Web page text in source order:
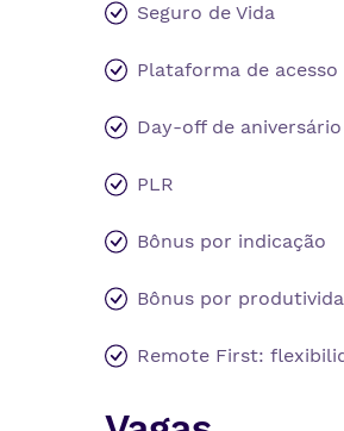
Seguro de Vida
Plataforma de acesso
Day-off de aniversário
PLR
Bônus por indicação
Bônus por
Remote First: